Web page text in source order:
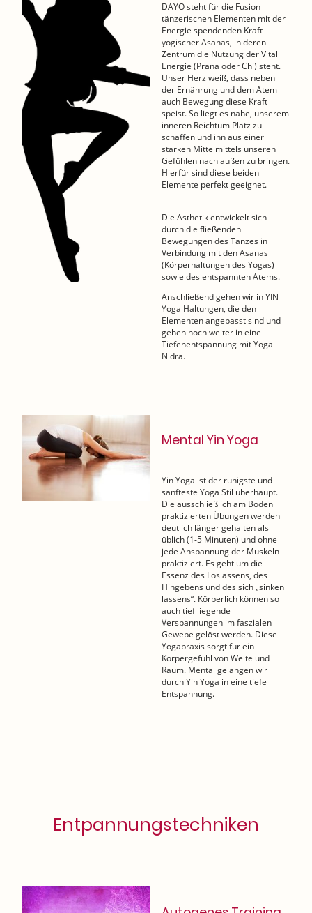
DAYO steht für die Fusion
tänzerischen Elementen mit der
Energie spendenden Kraft
yogischer Asanas, in deren
Zentrum die Nutzung der Vital
Energie (Prana oder Chi) steht.
Unser Herz weiß, dass neben
der Ernährung und dem Atem
auch Bewegung diese Kraft
speist. So liegt es nahe, unserem
inneren Reichtum Platz zu
schaffen und ihn aus einer
starken Mitte mittels unseren
Gefühlen nach außen zu bringen.
Hierfür sind diese beiden
Elemente perfekt geeignet.
Die Ästhetik entwickelt sich
durch die fließenden
Bewegungen des Tanzes in
Verbindung mit den Asanas
(Körperhaltungen des Yogas)
sowie des entspannten Atems.
Anschließend gehen wir in YIN
Yoga Haltungen, die den
Elementen angepasst sind und
gehen noch weiter in eine
Tiefenentspannung mit Yoga
Nidra.
Mental Yin Yoga
Yin Yoga ist der ruhigste und
sanfteste Yoga Stil überhaupt.
Die ausschließlich am Boden
praktizierten Übungen werden
deutlich länger gehalten als
üblich (1-5 Minuten) und ohne
jede Anspannung der Muskeln
praktiziert. Es geht um die
Essenz des Loslassens, des
Hingebens und des sich „sinken
lassens“. Körperlich können so
auch tief liegende
Verspannungen im faszialen
Gewebe gelöst werden. Diese
Yogapraxis sorgt für ein
Körpergefühl von Weite und
Raum. Mental gelangen wir
durch Yin Yoga in eine tiefe
Entspannung.
Entpannungstechniken